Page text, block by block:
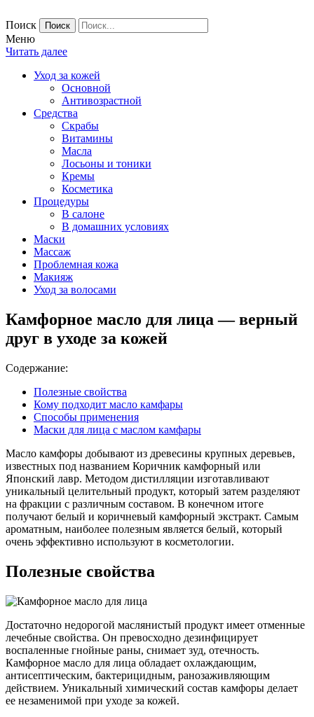
Поиск
Меню
Читать далее
Уход за кожей
Основной
Антивозрастной
Средства
Скрабы
Витамины
Масла
Лосьоны и тоники
Кремы
Косметика
Процедуры
В салоне
В домашних условиях
Маски
Массаж
Проблемная кожа
Макияж
Уход за волосами
Камфорное масло для лица — верный
друг в уходе за кожей
Содержание:
Полезные свойства
Кому подходит масло камфары
Способы применения
Маски для лица с маслом камфары
Масло камфоры добывают из древесины крупных деревьев,
известных под названием Коричник камфорный или
Японский лавр. Методом дистилляции изготавливают
уникальный целительный продукт, который затем разделяют
на фракции с различным составом. В конечном итоге
получают белый и коричневый камфорный экстракт. Самым
ароматным, наиболее полезным является белый, который
очень эффективно используют в косметологии.
Полезные свойства
Достаточно недорогой маслянистый продукт имеет отменные
лечебные свойства. Он превосходно дезинфицирует
воспаленные гнойные раны, снимает зуд, отечность.
Камфорное масло для лица обладает охлаждающим,
антисептическим, бактерицидным, ранозаживляющим
действием. Уникальный химический состав камфоры делает
ее незаменимой при уходе за кожей.